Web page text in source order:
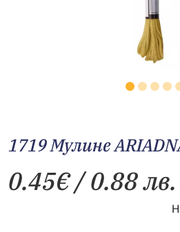
1719 Мулине
0.45€/ 0.88 лв.